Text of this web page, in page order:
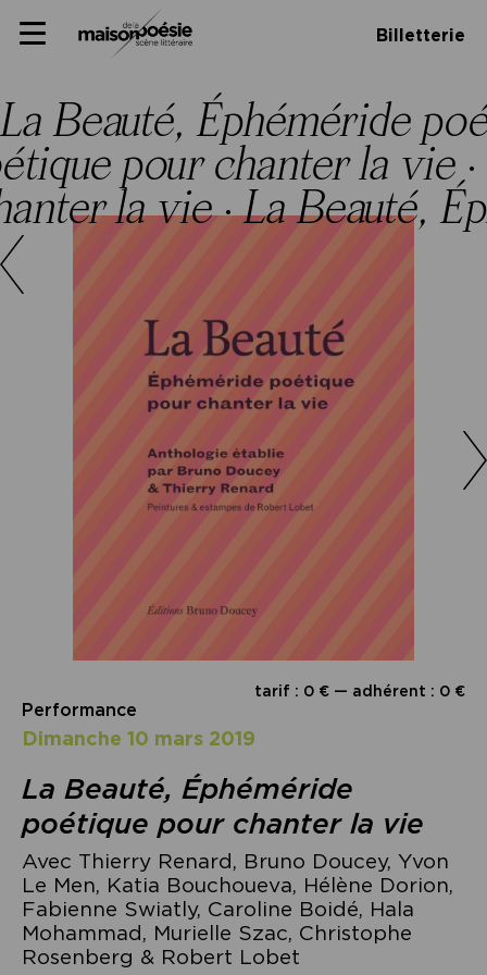
Panneau de gestion des cookies
to
Primary
Billetterie
La Beauté, Éphéméride
pour chanter la vie ·
la vie·La Beauté,
tarif : 0 € — adhérent : 0 €
Performance
dimanche 10 mars 2019
La Beauté, Éphéméride
poétique pour chanter la vie
Avec Thierry Renard, Bruno Doucey, Yvon
Le Men, Katia Bouchoueva, Hélène Dorion,
Fabienne Swiatly, Caroline Boidé, Hala
Mohammad, Murielle Szac, Christophe
Rosenberg & Robert Lobet